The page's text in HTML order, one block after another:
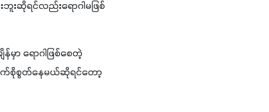
းဆိုရင်လည်းရောဂါမဖြစ်
ာ ရောဂါဖြစ်စေတဲ့